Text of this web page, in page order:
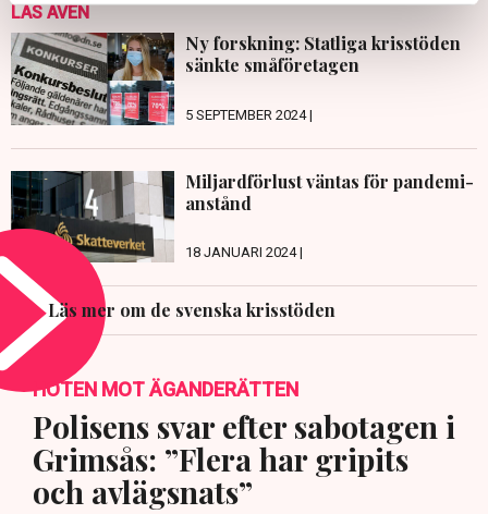
LÄS ÄVEN
Ny forskning: Statliga krisstöden
sänkte småföretagen
5 SEPTEMBER 2024 |
Miljardförlust väntas för pandemi-
anstånd
18 JANUARI 2024 |
Läs mer om de svenska krisstöden
HOTEN MOT ÄGANDERÄTTEN
Polisens svar efter sabotagen i
Grimsås: ”Flera har gripits
och avlägsnats”